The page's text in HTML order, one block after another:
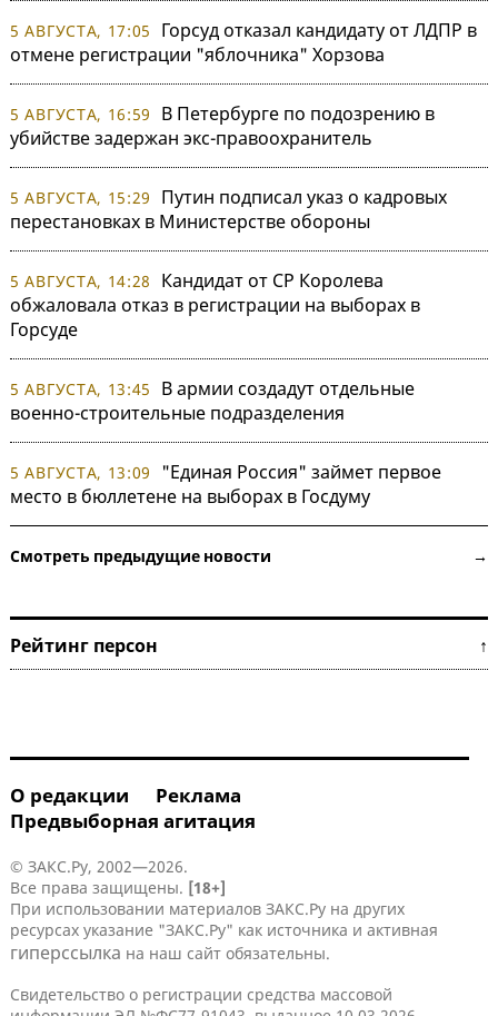
5 АВГУСТА, 17:05
Горсуд отказал кандидату от ЛДПР в
отмене регистрации "яблочника" Хорзова
5 АВГУСТА, 16:59
В Петербурге по подозрению в
убийстве задержан экс-правоохранитель
5 АВГУСТА, 15:29
Путин подписал указ о кадровых
перестановках в Министерстве обороны
5 АВГУСТА, 14:28
Кандидат от СР Королева
обжаловала отказ в регистрации на выборах в
Горсуде
5 АВГУСТА, 13:45
В армии создадут отдельные
военно-строительные подразделения
5 АВГУСТА, 13:09
"Единая Россия" займет первое
место в бюллетене на выборах в Госдуму
Смотреть предыдущие новости →
Рейтинг персон ↑
О редакции
Реклама
Предвыборная агитация
© ЗАКС.Ру, 2002—2026.
Все права защищены. [18+]
При использовании материалов ЗАКС.Ру на других
ресурсах указание "ЗАКС.Ру" как источника и активная
гиперссылка на наш сайт обязательны.
Свидетельство о регистрации средства массовой